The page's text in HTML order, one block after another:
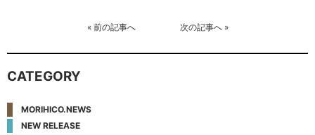
« 前の記事へ 次の記事へ»
CATEGORY
MORIHICO.NEWS
NEW RELEASE